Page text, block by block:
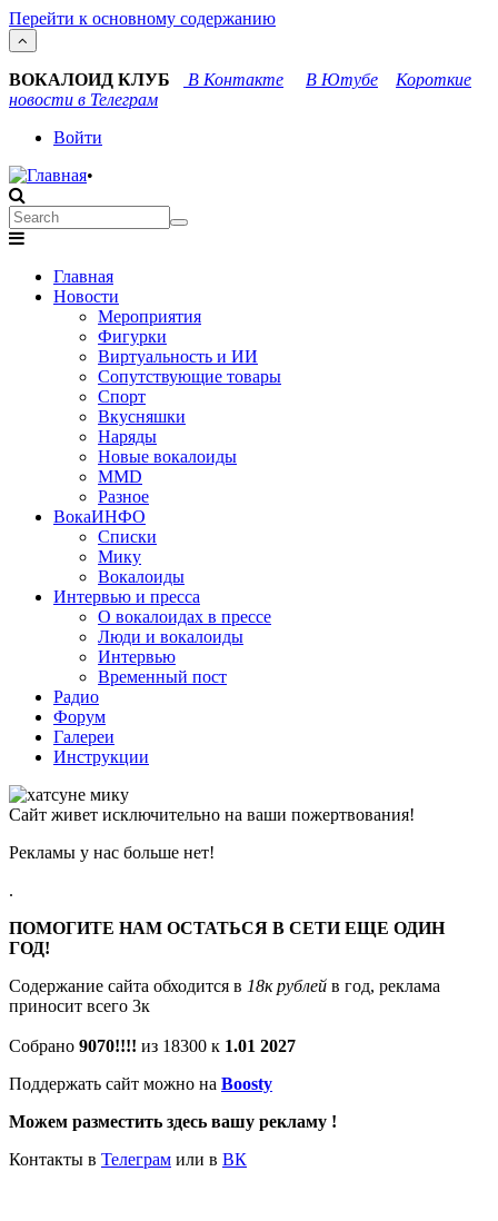
Перейти к основному содержанию
ВОКАЛОИД КЛУБ В Контакте В Ютубе
Короткие
новости в Телеграм
User
account
menu
Войти
•
Search
Search
navigation
Главная
Новости
Мероприятия
Фигурки
Виртуальность и ИИ
Сопутствующие товары
Спорт
Вкусняшки
Наряды
Новые вокалоиды
MMD
Разное
ВокаИНФО
Списки
Мику
Вокалоиды
Интервью и пресса
О вокалоидах в прессе
Люди и вокалоиды
Интервью
Временный пост
Радио
Форум
Галереи
Инструкции
Сайт живет исключительно на ваши пожертвования!
Рекламы у нас больше нет!
.
ПОМОГИТЕ НАМ ОСТАТЬСЯ В СЕТИ ЕЩЕ ОДИН
ГОД!
Содержание сайта обходится в 18к рублей в год, реклама
приносит всего 3к
Собрано 9070!!!! из 18300 к 1.01 2027
Поддержать сайт можно на Boosty
Можем разместить здесь вашу рекламу !
Контакты в Телеграм или в ВК